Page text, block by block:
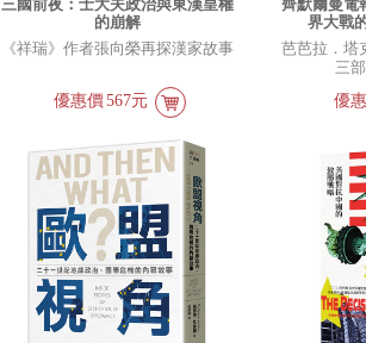
三國前夜：士大夫政治與東漢皇權
的崩解
《祥瑞》作者張向榮再探漢家故事
優惠價567元
齊默爾曼電
界大戰
芭芭拉．塔
三
優